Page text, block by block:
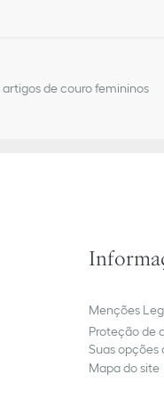
artigos de couro femininos
Menções
Proteção de
Suas opções
Mapa do site